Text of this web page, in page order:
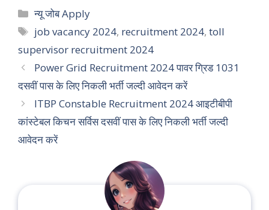
Categories
न्यू जोब Apply
Tags
job vacancy 2024, recruitment 2024,toll
supervisor recruitment 2024
Power Grid Recruitment 2024 पावर ग्रिड 1031
दसवीं पास के लिए निकली भर्ती जल्दी आवेदन करें
ITBP Constable Recruitment 2024 आइटीबीपी
कांस्टेबल किचन सर्विस दसवीं पास के लिए निकली भर्ती जल्दी
आवेदन करें